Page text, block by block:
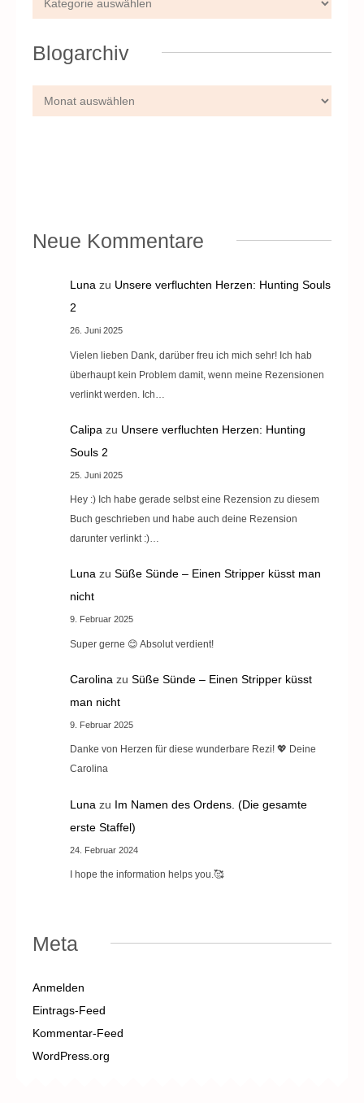
Blogarchiv
Neue Kommentare
Lunazu Unsere verfluchten Herzen: Hunting Souls
2
26. Juni 2025
Vielen lieben Dank, darüber freu ich mich sehr! Ich hab
überhaupt kein Problem damit, wenn meine Rezensionen
verlinkt werden. Ich…
Calipa zu Unsere verfluchten Herzen: Hunting
Souls 2
25. Juni 2025
Hey :) Ich habe gerade selbst eine Rezension zu diesem
Buch geschrieben und habe auch deine Rezension
darunter verlinkt :)…
Lunazu Süße Sünde – Einen Stripper küsst man
nicht
9. Februar 2025
Super gerne 😊 Absolut verdient!
Carolina zu Süße Sünde – Einen Stripper küsst
man nicht
9. Februar 2025
Danke von Herzen für diese wunderbare Rezi! 💖 Deine
Carolina
Luna zu Im Namen des Ordens. (Die gesamte
erste Staffel)
24. Februar 2024
I hope the information helps you.🥰
Meta
Anmelden
Eintrags-Feed
Kommentar-Feed
WordPress.org